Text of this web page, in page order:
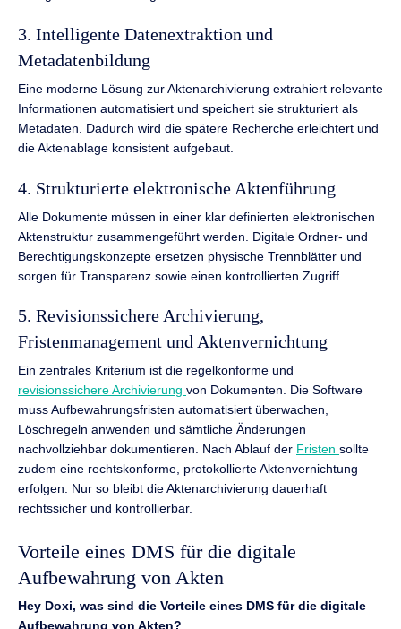
3. Intelligente Datenextraktion und
Metadatenbildung
Eine moderne Lösung zur Aktenarchivierung extrahiert relevante
Informationen automatisiert und speichert sie strukturiert als
Metadaten. Dadurch wird die spätere Recherche erleichtert und
die Aktenablage konsistent aufgebaut.
4. Strukturierte elektronische Aktenführung
Alle Dokumente müssen in einer klar definierten elektronischen
Aktenstruktur zusammengeführt werden. Digitale Ordner- und
Berechtigungskonzepte ersetzen physische Trennblätter und
sorgen für Transparenz sowie einen kontrollierten Zugriff.
5. Revisionssichere Archivierung,
Fristenmanagement und Aktenvernichtung
Ein zentrales Kriterium ist die regelkonforme und
revisionssichere Archivierung von Dokumenten. Die Software
muss Aufbewahrungsfristen automatisiert überwachen,
Löschregeln anwenden und sämtliche Änderungen
nachvollziehbar dokumentieren. Nach Ablauf der Fristen sollte
zudem eine rechtskonforme, protokollierte Aktenvernichtung
erfolgen. Nur so bleibt die Aktenarchivierung dauerhaft
rechtssicher und kontrollierbar.
Vorteile eines DMS für die digitale
Aufbewahrung von Akten
Hey Doxi, was sind die Vorteile eines DMS für die digitale
Aufbewahrung von Akten?